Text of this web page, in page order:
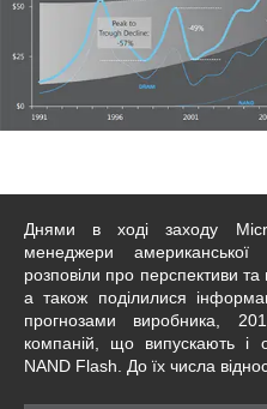
Днями в ході заходу
менеджери
розповіли про перспективи та
а також поділилися
прогнозами виробника,
компаній, що випускають і
NAND Flash. До їх числа